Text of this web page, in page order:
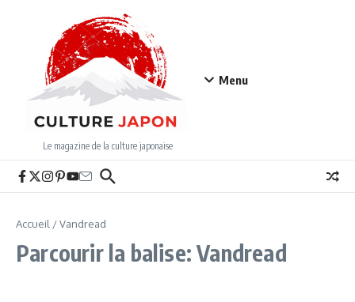
Le magazine de la culture japonaise
Menu
Accueil /Vandread
Parcourir la balise: Vandread